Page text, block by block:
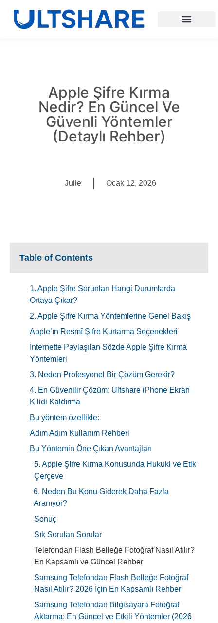
Apple Şifre Kırma
Nedir? En Güncel Ve
Güvenli Yöntemler
(Detaylı Rehber)
Julie Ocak 12, 2026
Table of Contents
1. Apple Şifre Sorunları Hangi Durumlarda
Ortaya Çıkar?
2. Apple Şifre Kırma Yöntemlerine Genel Bakış
Apple’ın Resmî Şifre Kurtarma Seçenekleri
İnternette Paylaşılan Sözde Apple Şifre Kırma
Yöntemleri
3. Neden Profesyonel Bir Çözüm Gerekir?
4. En Güvenilir Çözüm: Ultshare iPhone Ekran
Kilidi Kaldırma
Bu yöntem özellikle:
Adım Adım Kullanım Rehberi
Bu Yöntemin Öne Çıkan Avantajları
5. Apple Şifre Kırma Konusunda Hukuki ve Etik
Çerçeve
6. Neden Bu Konu Giderek Daha Fazla
Aranıyor?
Sonuç
Sık Sorulan Sorular
Telefondan Flash Belleğe Fotoğraf Nasıl Atılır?
En Kapsamlı ve Güncel Rehber
Samsung Telefondan Flash Belleğe Fotoğraf
Nasıl Atılır? 2026 İçin En Kapsamlı Rehber
Samsung Telefondan Bilgisayara Fotoğraf
Aktarma: En Güncel ve Etkili Yöntemler (2026